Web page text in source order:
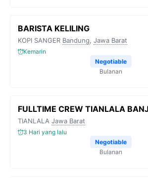
BARISTA KELILING
KOPI SANGER Bandung, Jawa Barat
Kemarin
Negotiable
Bulanan
FULLTIME CREW TIANLALA
TIANLALA Jawa Barat
3 Hari yang lalu
Negotiable
Bulanan